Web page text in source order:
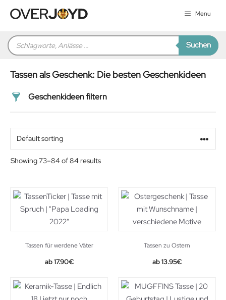
Inhalt
Menu
Products
search Suchen
Tassen als Geschenk: Die besten Geschenkideen
Geschenkideen filtern
Beziehung
Showing 73–84 of 84 results
Tassen für werdene Väter
17.90€
Tassen zu Ostern
13.95€